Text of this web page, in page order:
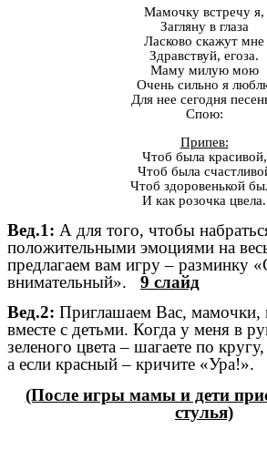
Мамочку встречу я,
Загляну в глаза
Ласково скажут мне
Здравствуй, егоза.
Маму милую мою
Очень сильно я
Для нее сегодня
Спою:
Припев:
Чтоб была красивой,
Чтоб была
Чтоб здоровенькой
И как розочка цвела.
Вед.1: А для того, чтобы
положительными эмоциями на
предлагаем вам игру – разминку
внимательный». 9 слайд
Вед.2: Приглашаем Вас, мамочки,
вместе с детьми. Когда у меня в
зеленого цвета – шагаете по
а если красный – кричите «Ура!».
(После игры мамы и дети
стулья)